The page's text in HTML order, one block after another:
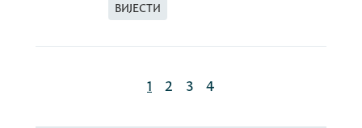
ВИЈЕСТИ
1 2 3 4